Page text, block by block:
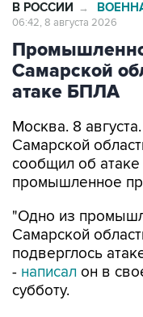
Самарской
атаке БПЛА
Москва. 8 августа.
сообщил об
промышленное
"Одно из
подверглось
-написалон в
субботу.
По информации